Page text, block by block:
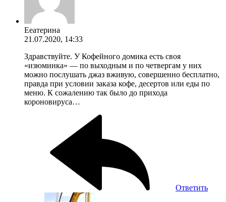
Ееатерина
21.07.2020, 14:33
Здравствуйте. У Кофейного домика есть своя
«изюминка» — по выходным и по четвергам у них
можно послушать джаз вживую, совершенно бесплатно,
правда при условии заказа кофе, десертов или еды по
меню. К сожалению так было до прихода
короновируса…
Ответить